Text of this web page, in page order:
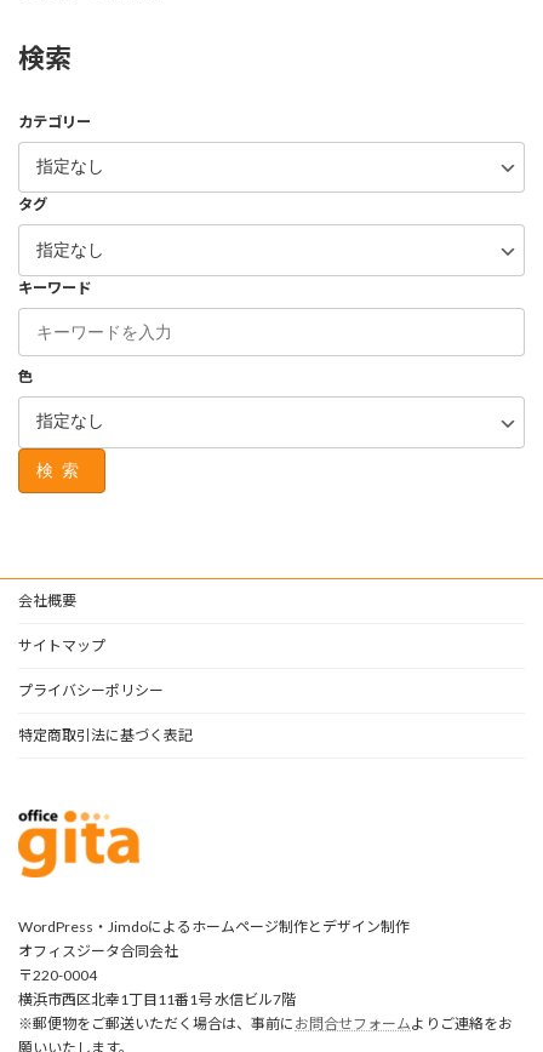
検索
カテゴリー
タグ
キーワード
色
検索
会社概要
サイトマップ
プライバシーポリシー
特定商取引法に基づく表記
WordPress・Jimdoによるホームページ制作とデザイン制作
オフィスジータ合同会社
〒220-0004
横浜市西区北幸1丁目11番1号 水信ビル7階
※郵便物をご郵送いただく場合は、事前に お問合せフォームよりご連絡をお
願いいたします。